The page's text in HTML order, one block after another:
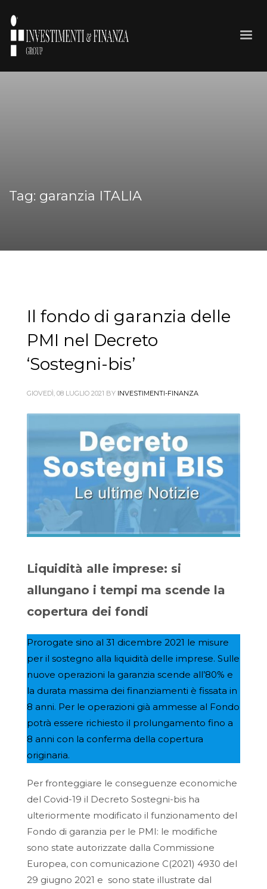
Tag: garanzia ITALIA
Il fondo di garanzia delle
PMI nel Decreto
‘Sostegni-bis’
GIOVEDÌ, 08 LUGLIO 2021 BY INVESTIMENTI-FINANZA
Liquidità alle imprese: si
allungano i tempi ma scende la
copertura dei fondi
Prorogate sino al 31 dicembre 2021 le misure
per il sostegno alla liquidità delle imprese. Sulle
nuove operazioni la garanzia scende all’80% e
la durata massima dei finanziamenti è fissata in
8 anni. Per le operazioni già ammesse al Fondo
potrà essere richiesto il prolungamento fino a
8 anni con la conferma della copertura
originaria.
Per fronteggiare le conseguenze economiche
del Covid-19 il Decreto Sostegni-bis ha
ulteriormente modificato il funzionamento del
Fondo di garanzia per le PMI: le modifiche
sono state autorizzate dalla Commissione
Europea, con comunicazione C(2021) 4930 del
29 giugno 2021 e sono state illustrate dal